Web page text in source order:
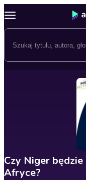
Czy Niger
Afryce?